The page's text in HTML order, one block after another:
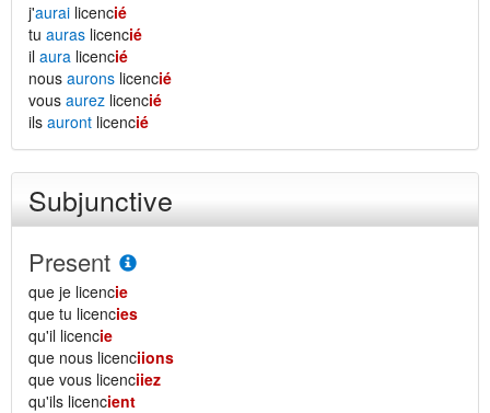
j'aurai licencié
tu auras licencié
il aura licencié
nous aurons licencié
vous aurez licencié
ils auront licencié
Subjunctive
Present
que je licencie
que tu licencies
qu'il licencie
que nous licenciions
que vous licenciiez
qu'ils licencient